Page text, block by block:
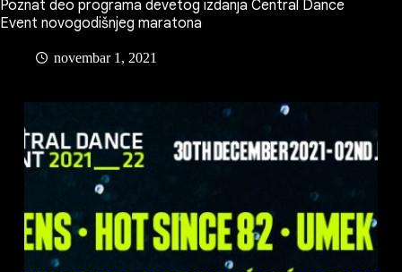
Poznat deo programa devetog izdanja Central Dance
Event novogodišnjeg maratona
novembar 1, 2021